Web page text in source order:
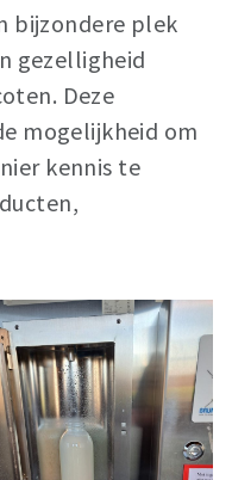
bijzondere plek
gezelligheid
Deze
mogelijkheid om
kennis te